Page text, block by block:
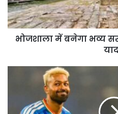
:
मुख्यमंत्री
डॉ.
यादवभोजशाला में बनेगा भव्य